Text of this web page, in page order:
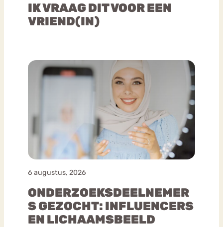
IK VRAAG DIT VOOR EEN
VRIEND(IN)
6 augustus, 2026
ONDERZOEKSDEELNEMER
S GEZOCHT: INFLUENCERS
EN LICHAAMSBEELD